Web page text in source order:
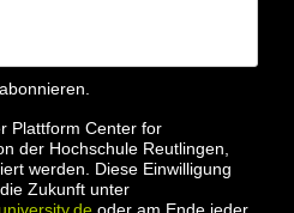
Plattform Center for
der Hochschule Reutlingen,
werden. Diese Einwilligung
Zukunft unter
oder am Ende jeder